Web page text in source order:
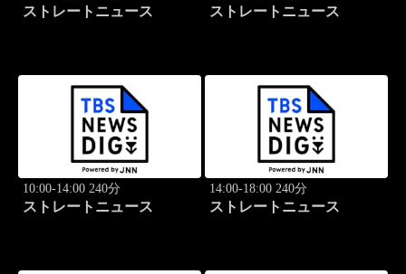
ストレートニュース ストレートニュース
10:00-14:00 240分
ストレートニュース
14:00-18:00 240分
ストレートニュース